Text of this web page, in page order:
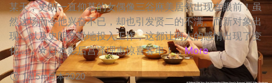
某天，史朗一直仰慕的女偶像三谷麻美居然出现在眼前！虽
然这场面令他兴奋不已，却也引发贤二的不满。而新对象出
现，以及史朗辛勤地投入工作，这都让两人的感情出现了变
化…… ☆日本影后宫泽理惠惊喜客串！... More
1h15m日本2020